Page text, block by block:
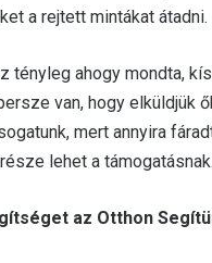
a rejtett mintákat átadni.
tényleg ahogy mondta,
van, hogy elküldjük
mert annyira
lehet a támogatásnak.
az Otthon